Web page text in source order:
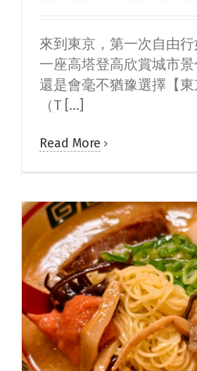
來到東京，第一次自由
一座高塔登高欣賞城市
還是會毫不猶豫選擇【東
（T [...]
Read More